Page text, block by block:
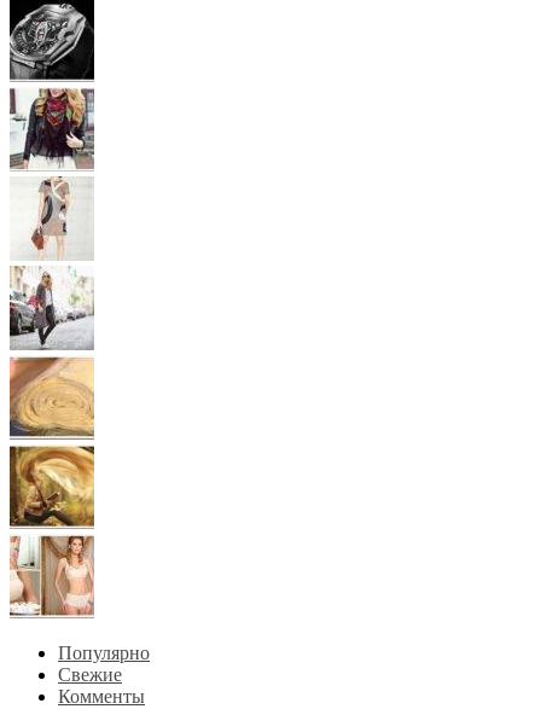
Популярно
Свежие
Комменты